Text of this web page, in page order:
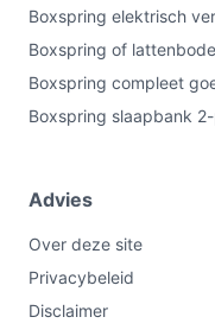
fluweel als
vermeldt —
Veelgestelde
dagelijks gebruik?
Geschikt voor
zonder
belasting van 350 kg
beoordeel of deze
Boxspring elektrisch
Boxspring of
Boxspring compleet
Boxspring slaapbank
Advies
Over deze site
Privacybeleid
Disclaimer